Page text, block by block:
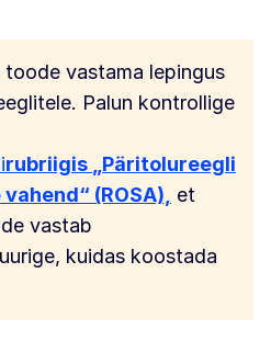
vastama lepingus
Palun kontrollige
rubriigis
„Päritolureegli
(ROSA),
et
vastab
kuidas koostada